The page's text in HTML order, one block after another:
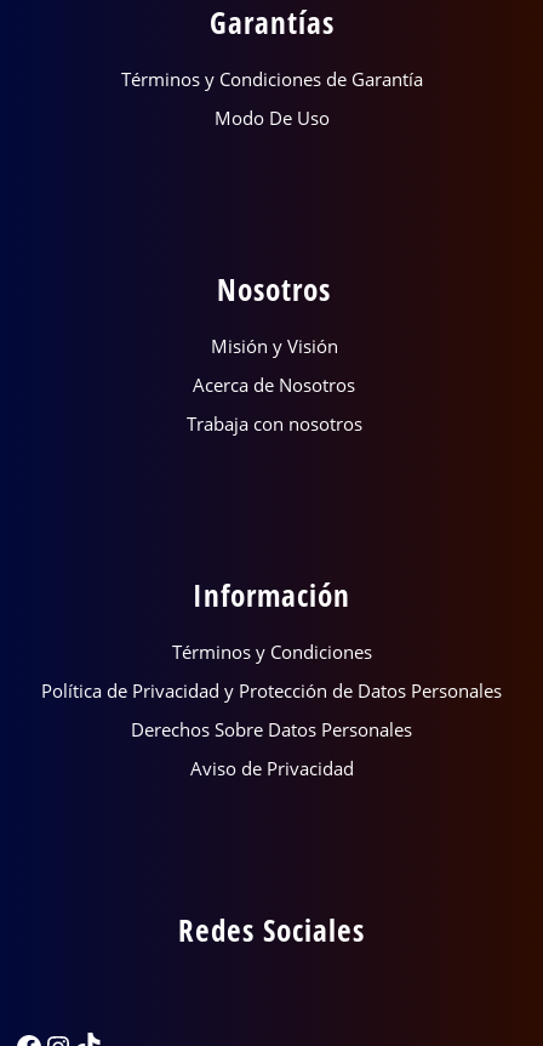
Garantías
Términos y Condiciones de Garantía
Modo De Uso
Nosotros
Misión y Visión
Acerca de Nosotros
Trabaja con nosotros
Información
Términos y Condiciones
Política de Privacidad y Protección de Datos Personales
Derechos Sobre Datos Personales
Aviso de Privacidad
Redes Sociales